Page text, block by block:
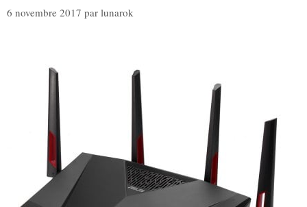
6 novembre 2017 par lunarok